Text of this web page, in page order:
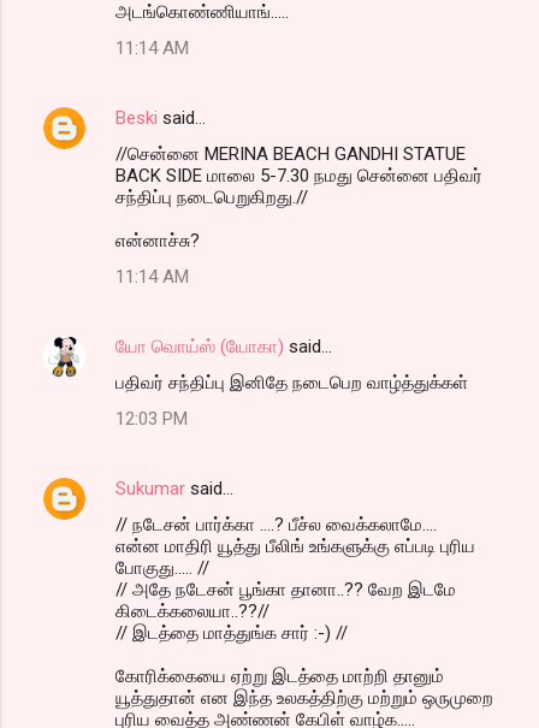
அடங்கொண்ணியாங்.....
11:14 AM
Beski said…
//சென்னை MERINA BEACH GANDHI STATUE
BACK SIDE மாலை 5-7.30 நமது சென்னை பதிவர்
சந்திப்பு நடைபெறுகிறது.//
என்னாச்சு?
11:14 AM
யோ வொய்ஸ் (யோகா) said…
பதிவர் சந்திப்பு இனிதே நடைபெற வாழ்த்துக்கள்
12:03 PM
Sukumar said…
// நடேசன் பார்க்கா ....? பீச்ல வைக்கலாமே....
என்ன மாதிரி யூத்து பீலிங் உங்களுக்கு எப்படி புரிய
போகுது..... //
// அதே நடேசன் பூங்கா தானா..?? வேற இடமே
கிடைக்கலையா..??//
// இடத்தை மாத்துங்க சார் :-) //
கோரிக்கையை ஏற்று இடத்தை மாற்றி தானும்
யூத்துதான் என இந்த உலகத்திற்கு மற்றும் ஒருமுறை
புரிய வைத்த அண்ணன் கேபிள் வாழ்க.....